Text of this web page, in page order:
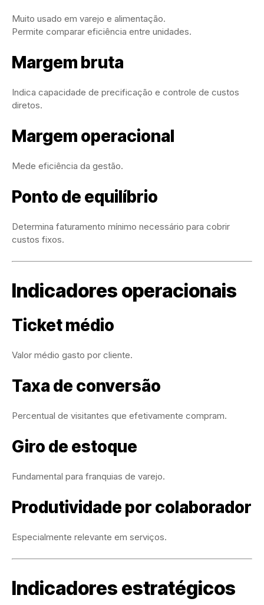
Muito usado em varejo e alimentação.
Permite comparar eficiência entre unidades.
Margem bruta
Indica capacidade de precificação e controle de custos
diretos.
Margem operacional
Mede eficiência da gestão.
Ponto de equilíbrio
Determina faturamento mínimo necessário para cobrir
custos fixos.
Indicadores operacionais
Ticket médio
Valor médio gasto por cliente.
Taxa de conversão
Percentual de visitantes que efetivamente compram.
Giro de estoque
Fundamental para franquias de varejo.
Produtividade por colaborador
Especialmente relevante em serviços.
Indicadores estratégicos